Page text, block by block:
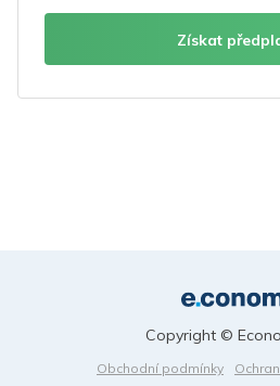
Získat
Obchodní podmínky
Copyright ©